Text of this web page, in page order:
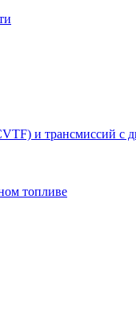
и трансмиссий
топливе